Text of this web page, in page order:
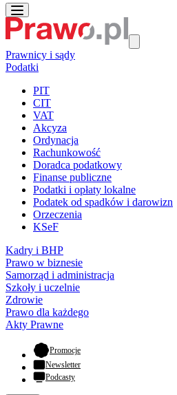
Prawnicy i sądy
Podatki
PIT
CIT
VAT
Akcyza
Ordynacja
Rachunkowość
Doradca podatkowy
Finanse publiczne
Podatki i opłaty lokalne
Podatek od spadków i darowizn
Orzeczenia
KSeF
Kadry i BHP
Prawo w biznesie
Samorząd i administracja
Szkoły i uczelnie
Zdrowie
Prawo dla każdego
Akty Prawne
Promocje- otwiera się w nowej karcie
Newsletter
Podcasty